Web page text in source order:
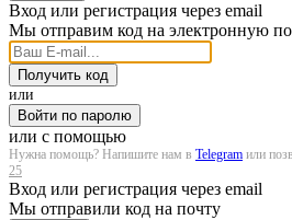
Вход или регистрация через email
Мы отправим код на электронную
Получить код
или
Войти по паролю
или с помощью
Нужна помощь? Напишите нам в Telegram или
25
Вход или регистрация через email
Мы отправили код на почту